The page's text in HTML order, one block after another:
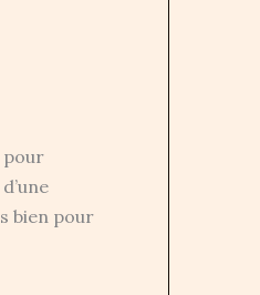
pour
bien pour